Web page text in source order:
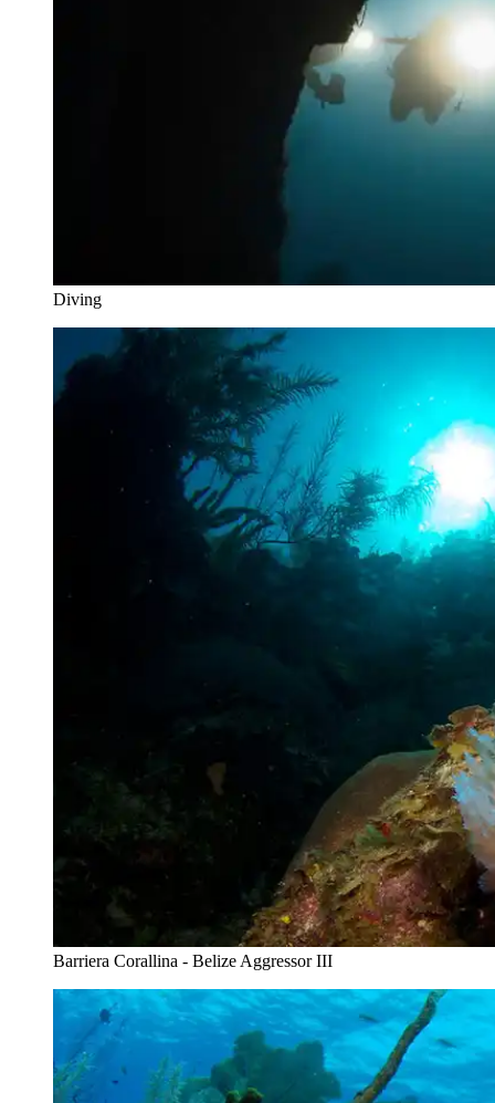
Diving
Barriera Corallina - Belize Aggressor III